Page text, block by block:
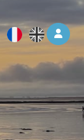
Log